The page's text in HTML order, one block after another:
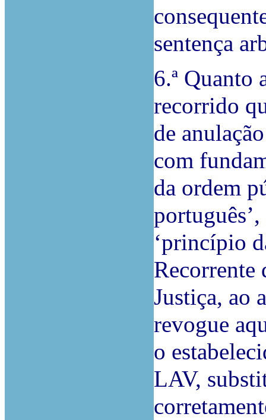
sentença
6.ª Quanto
recorrido
de
com
da ordem
‘princípio
Recorrente
Justiça, ao
revogue
o
LAV,